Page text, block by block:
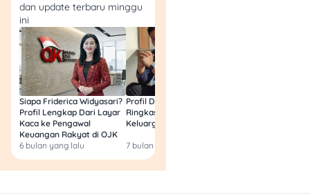
Masuk ke Menu SPT
Coretax, cari menu
“Surat
Pemberitahuan
(SPT)”, lalu pilih “PPh
Pasal 21/26”. Klik
“Lanjut”, terus tentuin
periode pajak,
misalnyaFebruari
2025
Pilih Jenis SPT. Ada
dan update terbaru minggu
ini
Siapa Friderica Widyasari?
Profil Lengkap Dari Layar
Kaca ke Pengawal
Keuangan Rakyat di OJK
6 bulan yang lalu
Profil Darma Mangkuluhur:
Ringkas Latar Belakang
Keluarga dan Bisnisnya
7 bulan yang lalu